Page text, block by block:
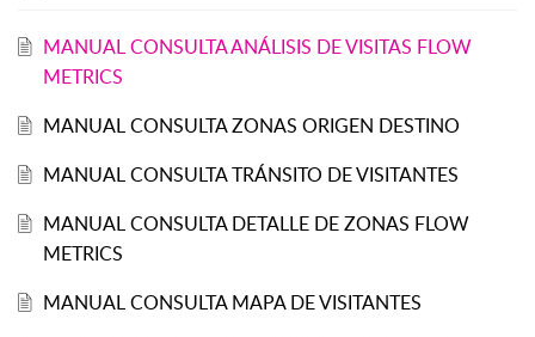
MANUAL CONSULTA ANÁLISIS DE VISITAS FLOW
METRICS
MANUAL CONSULTA ZONAS ORIGEN DESTINO
MANUAL CONSULTA TRÁNSITO DE VISITANTES
MANUAL CONSULTA DETALLE DE ZONAS FLOW
METRICS
MANUAL CONSULTA MAPA DE VISITANTES